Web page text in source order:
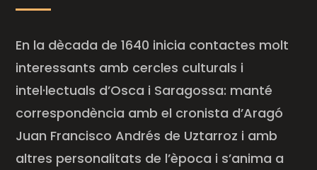
En la dècada de 1640 inicia contactes molt
interessants amb cercles culturals i
intel·lectuals d’Osca i Saragossa: manté
correspondència amb el cronista d’Aragó
Juan Francisco Andrés de Uztarroz i amb
altres personalitats de l’època i s’anima a